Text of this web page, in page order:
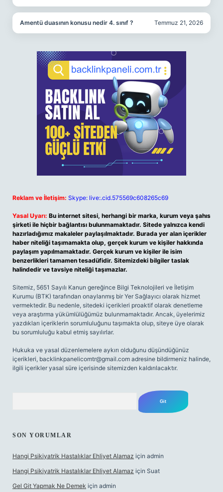
Amentü duasının konusu nedir 4. sınıf ? Temmuz 21, 2026
Reklam ve İletişim: Skype: live:.cid.575569c608265c69
Yasal Uyarı: Bu internet sitesi, herhangi bir marka, kurum veya şahıs
şirketi ile hiçbir bağlantısı bulunmamaktadır. Sitede yalnızca kendi
hazırladığımız makaleler paylaşılmaktadır. Burada yer alan içerikler
haber niteliği taşımamakta olup, gerçek kurum ve kişiler hakkında
paylaşım yapılmamaktadır. Gerçek kurum ve kişiler ile isim
benzerlikleri tamamen tesadüfidir. Sitemizdeki bilgiler taslak
halindedir ve tavsiye niteliği taşımazlar.
Sitemiz, 5651 Sayılı Kanun gereğince Bilgi Teknolojileri ve İletişim
Kurumu (BTK) tarafından onaylanmış bir Yer Sağlayıcı olarak hizmet
vermektedir. Bu nedenle, sitedeki içerikleri proaktif olarak denetleme
veya araştırma yükümlülüğümüz bulunmamaktadır. Ancak, üyelerimiz
yazdıkları içeriklerin sorumluluğunu taşımakta olup, siteye üye olarak
bu sorumluluğu kabul etmiş sayılırlar.
Hukuka ve yasal düzenlemelere aykırı olduğunu düşündüğünüz
içerikleri, backlinkpanelicomtr@gmail.com adresine bildirmeniz halinde,
ilgili içerikler yasal süre içerisinde sitemizden kaldırılacaktır.
SON YORUMLAR
Hangi Psikiyatrik Hastalıklar Ehliyet Alamaz için admin
Hangi Psikiyatrik Hastalıklar Ehliyet Alamaz için Suat
Gel Git Yapmak Ne Demek için admin